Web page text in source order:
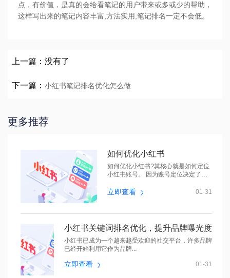
点，有价值，是真的会给看笔记的用户带来或多或少的帮助，
这样写出来的笔记内容丰富,方法实用,笔记排名一定不会低。
上一篇：没有了
下一篇：小红书笔记排名优化怎么做
更多推荐
如何优化小红书
如何优化小红书?其核心就是如何定位
小红书账号。 因为账号定位决定了文
立即查看 01-31
小红书关键词排名优化，提升品牌曝光度
小红书已成为一个越来越受欢迎的社交平台，许多品牌
已经开始利用它作为品牌...
立即查看 01-31